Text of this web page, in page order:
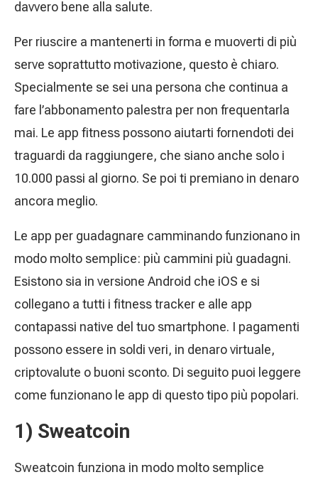
davvero bene alla salute.
Per riuscire a mantenerti in forma e muoverti di più
serve soprattutto motivazione, questo è chiaro.
Specialmente se sei una persona che continua a
fare l’abbonamento palestra per non frequentarla
mai. Le app fitness possono aiutarti fornendoti dei
traguardi da raggiungere, che siano anche solo i
10.000 passi al giorno. Se poi ti premiano in denaro
ancora meglio.
Le app per guadagnare camminando funzionano in
modo molto semplice: più cammini più guadagni.
Esistono sia in versione Android che iOS e si
collegano a tutti i fitness tracker e alle app
contapassi native del tuo smartphone. I pagamenti
possono essere in soldi veri, in denaro virtuale,
criptovalute o buoni sconto. Di seguito puoi leggere
come funzionano le app di questo tipo più popolari.
1) Sweatcoin
Sweatcoin funziona in modo molto semplice